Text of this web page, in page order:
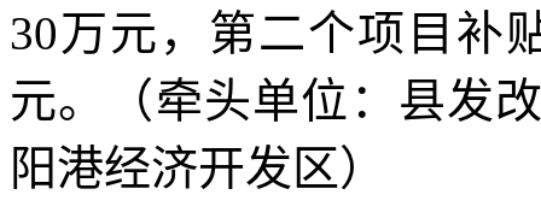
30万元，第二个项目补
元。（牵头单位：县发
阳港经济开发区）